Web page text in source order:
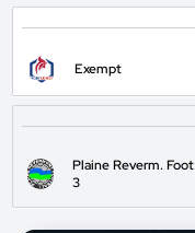
Exempt
Plaine Reverm. Foot
3